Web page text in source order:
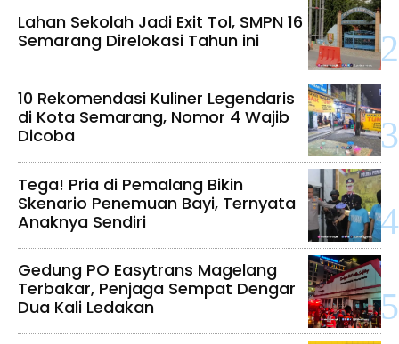
Lahan Sekolah Jadi Exit Tol, SMPN 16
Semarang Direlokasi Tahun ini
10 Rekomendasi Kuliner Legendaris
di Kota Semarang, Nomor 4 Wajib
Dicoba
Tega! Pria di Pemalang Bikin
Skenario Penemuan Bayi, Ternyata
Anaknya Sendiri
Gedung PO Easytrans Magelang
Terbakar, Penjaga Sempat Dengar
Dua Kali Ledakan